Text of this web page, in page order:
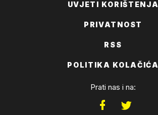
UVJETI KORIŠTENJA
PRIVATNOST
RSS
POLITIKA KOLAČIĆA
Prati nas i na: